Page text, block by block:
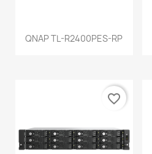
QNAP TL-R2400PES-RP
favorite_border